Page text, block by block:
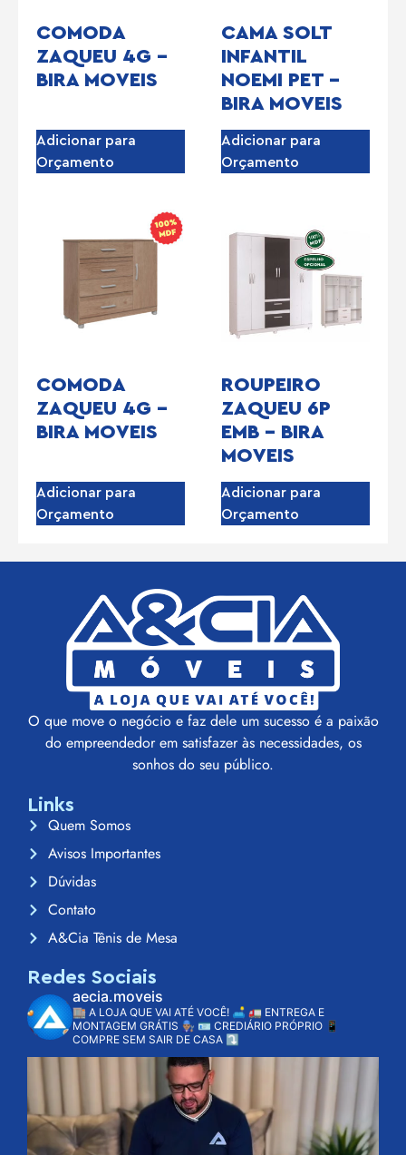
COMODA
ZAQUEU 4G –
BIRA MOVEIS
Adicionar para
Orçamento
CAMA SOLT
INFANTIL
NOEMI PET –
BIRA MOVEIS
Adicionar para
Orçamento
COMODA
ZAQUEU 4G –
BIRA MOVEIS
Adicionar para
Orçamento
ROUPEIRO
ZAQUEU 6P
EMB – BIRA
MOVEIS
Adicionar para
Orçamento
O que move o negócio e faz dele um sucesso é a paixão
do empreendedor em satisfazer às necessidades, os
sonhos do seu público.
Links
Quem Somos
Avisos Importantes
Dúvidas
Contato
A&Cia Tênis de Mesa
Redes Sociais
aecia.moveis
🏬 A LOJA QUE VAI ATÉ VOCÊ! 🛋️ 🚛 ENTREGA E
MONTAGEM GRÁTIS 👨🏽‍🔧 🪪 CREDIÁRIO PRÓPRIO 📱
COMPRE SEM SAIR DE CASA ⤵️